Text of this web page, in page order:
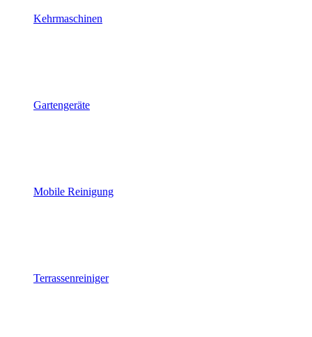
Kehrmaschinen
Gartengeräte
Mobile Reinigung
Terrassenreiniger